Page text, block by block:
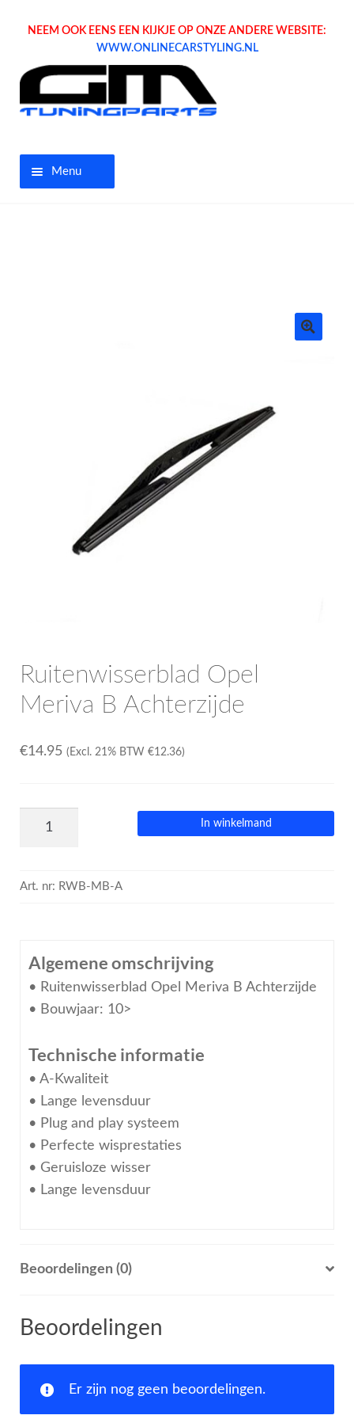
NEEM OOK EENS EEN KIJKJE OP ONZE ANDERE WEBSITE:
WWW.ONLINECARSTYLING.NL
Menu
Inloggen / Registreren
Ruitenwisserblad Opel
Meriva B Achterzijde
€14.95 (Excl. 21% BTW €12.36)
In winkelmand
Art. nr: RWB-MB-A
Algemene omschrijving
• Ruitenwisserblad Opel Meriva B Achterzijde
• Bouwjaar: 10>
Technische informatie
• A-Kwaliteit
• Lange levensduur
• Plug and play systeem
• Perfecte wisprestaties
• Geruisloze wisser
• Lange levensduur
Beoordelingen (0)
Beoordelingen
Er zijn nog geen beoordelingen.